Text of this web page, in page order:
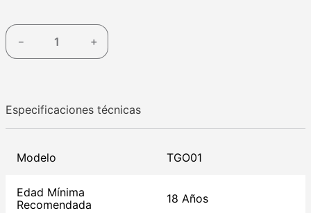
＋
－
Especificaciones técnicas
Modelo TGO01
Edad Mínima
Recomendada
18 Años